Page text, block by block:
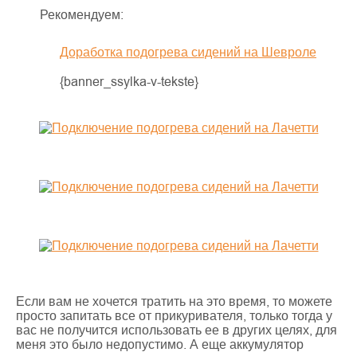
Рекомендуем:
Доработка подогрева сидений на Шевроле
{banner_ssylka-v-tekste}
Если вам не хочется тратить на это время, то можете
просто запитать все от прикуривателя, только тогда у
вас не получится использовать ее в других целях, для
меня это было недопустимо. А еще аккумулятор